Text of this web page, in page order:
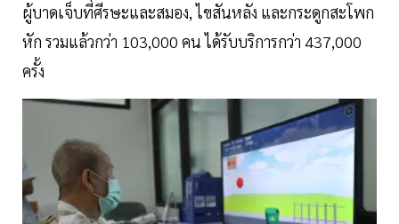
ผู้บาดเจ็บที่ศีรษะและสมอง, ไขสันหลัง และกระดูกสะโพก
หัก รวมแล้วกว่า 103,000 คน ได้รับบริการกว่า 437,000
ครั้ง